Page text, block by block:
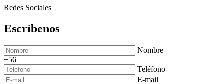
Redes Sociales
Escríbenos
Nombre
+56
Teléfono
E-mail